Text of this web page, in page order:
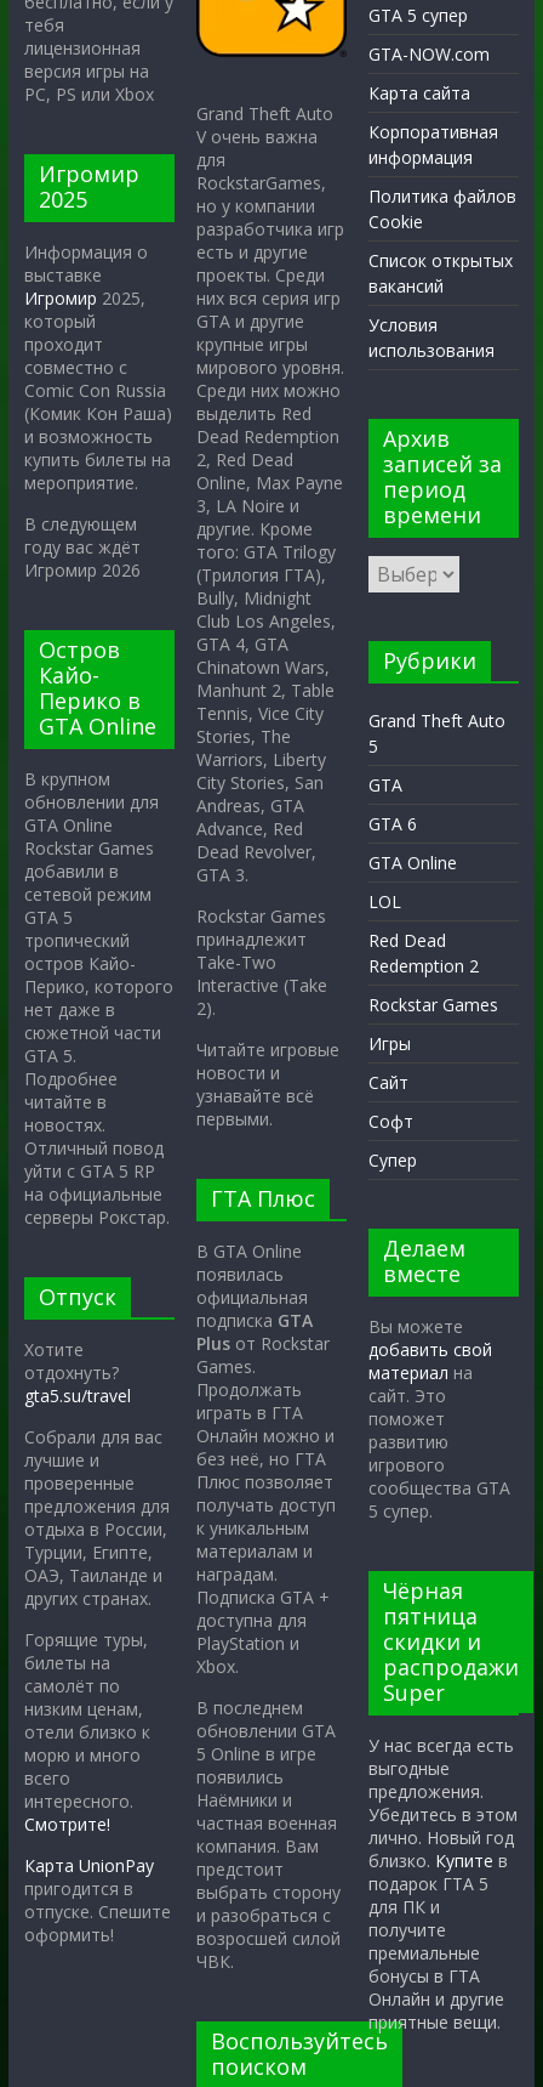
тебя
лицензионная
версия игры на
PC, PS или Xbox
Игромир
2025
Информация о
выставке
Игромир 2025,
который
проходит
совместно с
Comic Con Russia
(Комик Кон Раша)
и возможность
купить билеты на
мероприятие.
В следующем
году вас ждёт
Игромир 2026
Остров
Кайо-
Перико в
GTA Online
В крупном
обновлении для
GTA Online
Rockstar Games
добавили в
сетевой режим
GTA 5
тропический
остров Кайо-
Перико, которого
нет даже в
сюжетной части
GTA 5.
Подробнее
читайте в
новостях.
Отличный повод
уйти с GTA 5 RP
на официальные
серверы Рокстар.
Отпуск
Хотите
отдохнуть?
gta5.su/travel
Собрали для вас
лучшие и
проверенные
предложения для
отдыха в России,
Турции, Египте,
ОАЭ, Таиланде и
других странах.
Горящие туры,
билеты на
самолёт по
низким ценам,
отели близко к
морю и много
всего
интересного.
Смотрите!
Карта UnionPay
пригодится в
отпуске. Спешите
оформить!
Grand Theft Auto
V очень важна
для
RockstarGames,
но у компании
разработчика игр
есть и другие
проекты. Среди
них вся серия игр
GTA и другие
крупные игры
мирового уровня.
Среди них можно
выделить Red
Dead Redemption
2, Red Dead
Online, Max Payne
3, LA Noire и
другие. Кроме
того: GTA Trilogy
(Трилогия ГТА),
Bully, Midnight
Club Los Angeles,
GTA 4, GTA
Chinatown Wars,
Manhunt 2, Table
Tennis, Vice City
Stories, The
Warriors, Liberty
City Stories, San
Andreas, GTA
Advance, Red
Dead Revolver,
GTA 3.
Rockstar Games
принадлежит
Take-Two
Interactive (Take
2).
Читайте игровые
новости и
узнавайте всё
первыми.
ГТА Плюс
В GTA Online
появилась
официальная
подписка GTA
Plus от Rockstar
Games.
Продолжать
играть в ГТА
Онлайн можно и
без неё, но ГТА
Плюс позволяет
получать доступ
к уникальным
материалам и
наградам.
Подписка GTA +
доступна для
PlayStation и
Xbox.
В последнем
обновлении GTA
5 Online в игре
появились
Наёмники и
частная военная
компания. Вам
предстоит
выбрать сторону
и разобраться с
возросшей силой
ЧВК.
Воспользуйтесь
поиском
GTA 5 супер
GTA-NOW.com
Карта сайта
Корпоративная
информация
Политика файлов
Cookie
Список открытых
вакансий
Условия
использования
Архив
записей за
период
времени
Рубрики
Grand Theft Auto
5
GTA
GTA 6
GTA Online
LOL
Red Dead
Redemption 2
Rockstar Games
Игры
Сайт
Софт
Супер
Делаем
вместе
Вы можете
добавить свой
материал на
сайт. Это
поможет
развитию
игрового
сообщества GTA
5 супер.
Чёрная
пятница
скидки и
распродажи
Super
У нас всегда есть
выгодные
предложения.
Убедитесь в этом
лично. Новый год
близко. Купите в
подарок ГТА 5
для ПК и
получите
премиальные
бонусы в ГТА
Онлайн и другие
приятные вещи.